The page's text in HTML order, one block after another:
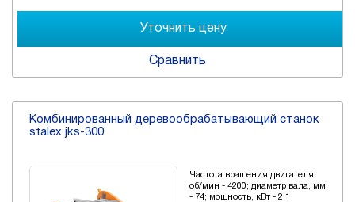
Сравнить
Комбинированный деревообрабатывающий станок
stalex jks-300
Частота вращения двигателя,
об/мин - 4200; диаметр вала, мм
- 74; мощность, кВт - 2.1